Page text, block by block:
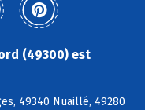
(49300) est
49340 Nuaillé, 49280